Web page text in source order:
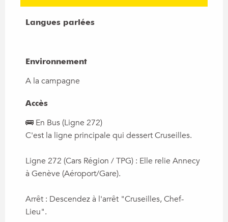
Langues parlées
Langues parlées
Environnement
Environnement
A la campagne
Accès
Accès
🚌 En Bus (Ligne 272)
C'est la ligne principale qui dessert Cruseilles.
Ligne 272 (Cars Région / TPG) : Elle relie Annecy
à Genève (Aéroport/Gare).
Arrêt : Descendez à l'arrêt "Cruseilles, Chef-
Lieu".